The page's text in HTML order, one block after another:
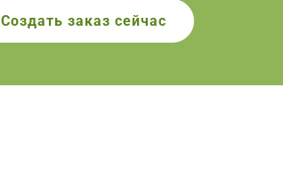
Создать заказ сейчас